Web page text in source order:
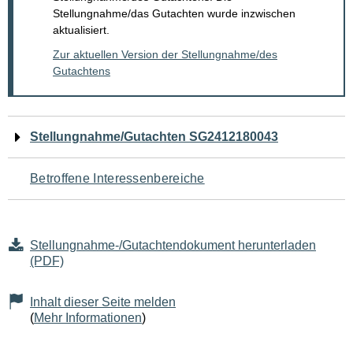
Stellungnahme/das Gutachten wurde inzwischen
aktualisiert.
Zur aktuellen Version der Stellungnahme/des
Gutachtens
Navigation
für
den
Seiteninhalt
Stellungnahme/Gutachten SG2412180043
Betroffene Interessenbereiche
Stellungnahme-/Gutachtendokument herunterladen
(PDF)
Inhalt dieser Seite melden
(Mehr Informationen)